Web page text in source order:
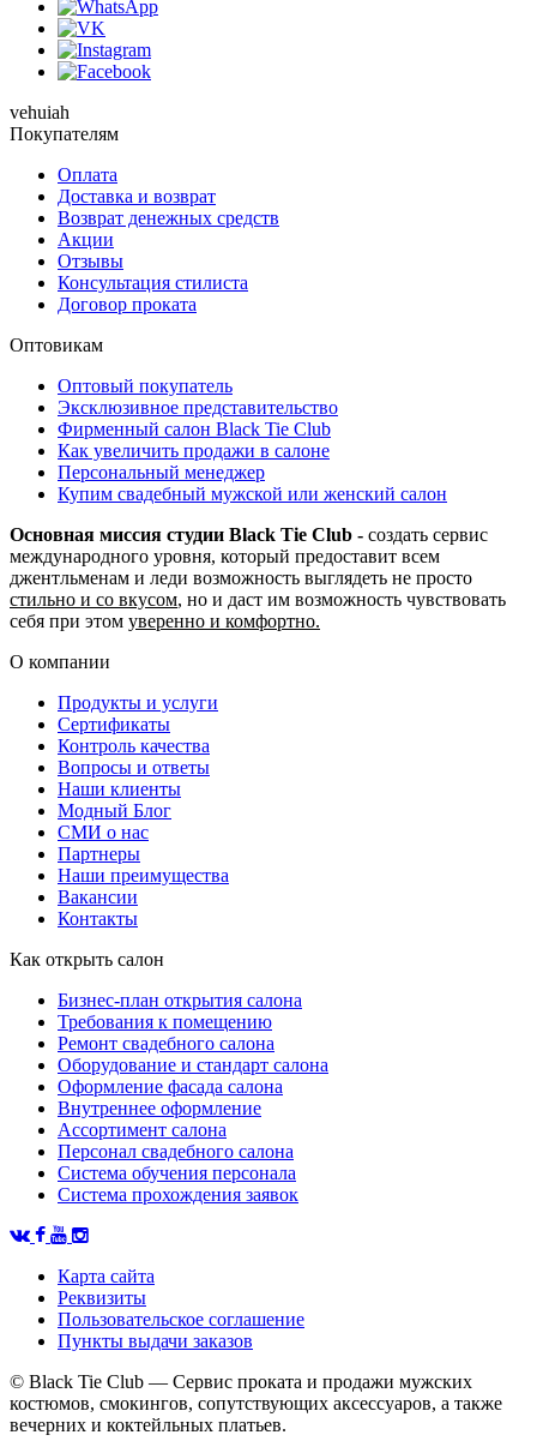
vehuiah
Покупателям
Оплата
Доставка и возврат
Возврат денежных средств
Акции
Отзывы
Консультация стилиста
Договор проката
Оптовикам
Оптовый покупатель
Эксклюзивное представительство
Фирменный салон Black Tie Club
Как увеличить продажи в салоне
Персональный менеджер
Купим свадебный мужской или женский салон
Основная миссия студии Black Tie Club - создать сервис
международного уровня, который предоставит всем
джентльменам и леди возможность выглядеть не просто
стильно и со вкусом, но и даст им возможность чувствовать
себя при этом уверенно и комфортно.
О компании
Продукты и услуги
Сертификаты
Контроль качества
Вопросы и ответы
Наши клиенты
Модный Блог
СМИ о нас
Партнеры
Наши преимущества
Вакансии
Контакты
Как открыть салон
Бизнес-план открытия салона
Требования к помещению
Ремонт свадебного салона
Оборудование и стандарт салона
Оформление фасада салона
Внутреннее оформление
Ассортимент салона
Персонал свадебного салона
Система обучения персонала
Система прохождения заявок
Карта сайта
Реквизиты
Пользовательское соглашение
Пункты выдачи заказов
© Black Tie Club — Сервис проката и продажи мужских
костюмов, смокингов, сопутствующих аксессуаров, а также
вечерних и коктейльных платьев.